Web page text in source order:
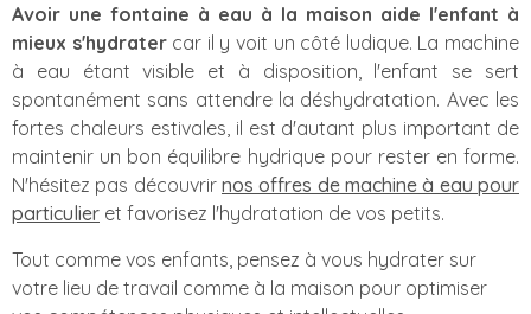
Avoir une fontaine à eau à la maison aide l'enfant à
mieux s'hydratercar il y voit un côté ludique. La machine
à eau étant visible et à disposition, l'enfant se sert
spontanément sans attendre la déshydratation. Avec les
fortes chaleurs estivales, il est d'autant plus important de
maintenir un bon équilibre hydrique pour rester en forme.
N'hésitez pas découvrir nos offres de machine à eau pour
particulier et favorisez l'hydratation de vos petits.
Tout comme vos enfants, pensez à vous hydrater sur
votre lieu de travail comme à la maison pour optimiser